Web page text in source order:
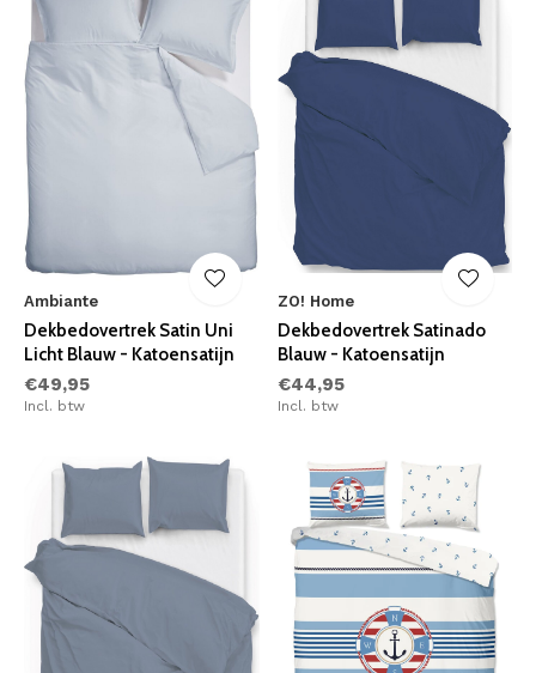
Ambiante
Dekbedovertrek Satin Uni
Licht Blauw - Katoensatijn
€49,95
Incl. btw
ZO! Home
Dekbedovertrek Satinado
Blauw - Katoensatijn
€44,95
Incl. btw